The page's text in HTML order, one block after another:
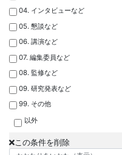
04. インタビューなど
05. 懇談など
06. 講演など
07. 編集委員など
08. 監修など
09. 研究発表など
99. その他
以外
この条件を削除